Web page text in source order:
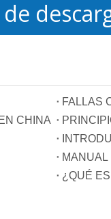
FALLAS
CHINA
¿QUÉ